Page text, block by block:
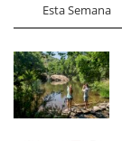
Esta Semana